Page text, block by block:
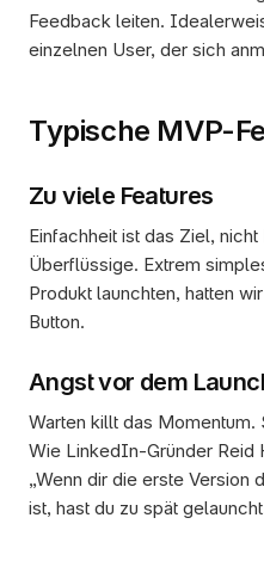
Feedback leiten.
einzelnen User, der sich
Typische MVP-
Zu viele Features
Einfachheit ist das Ziel,
Überflüssige. Extrem
Produkt launchten, hatten
Button.
Angst vor dem
Warten killt das Momentum.
Wie LinkedIn-Gründer Reid
„Wenn dir die erste Version
ist, hast du zu spät